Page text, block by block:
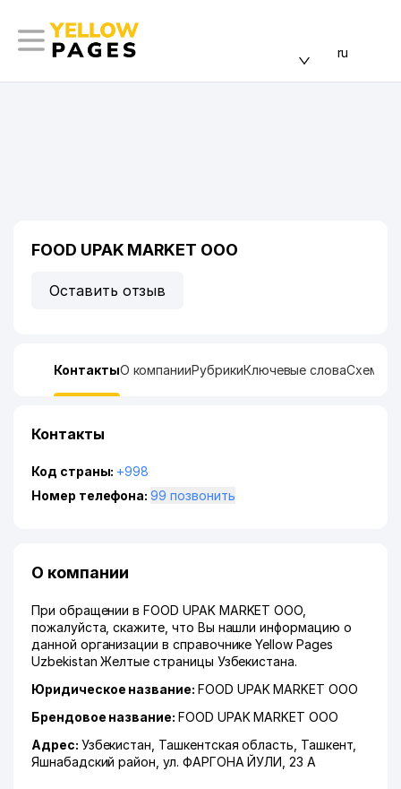
ru
FOOD UPAK MARKET ООО
Оставить отзыв
КонтактыО компанииРубрикиКлючевые словаСхема
Контакты
Код страны: +998
Номер телефона:
99 позвонить
О компании
При обращении в FOOD UPAK MARKET ООО,
пожалуйста, скажите, что Вы нашли информацию о
данной организации в справочнике Yellow Pages
Uzbekistan Желтые страницы Узбекистана.
Юридическое название: FOOD UPAK MARKET ООО
Брендовое название: FOOD UPAK MARKET ООО
Адрес: Узбекистан, Ташкентская область Ташкент,
Яшнабадский район ,ул. ФАРГОНА ЙУЛИ , 23 А